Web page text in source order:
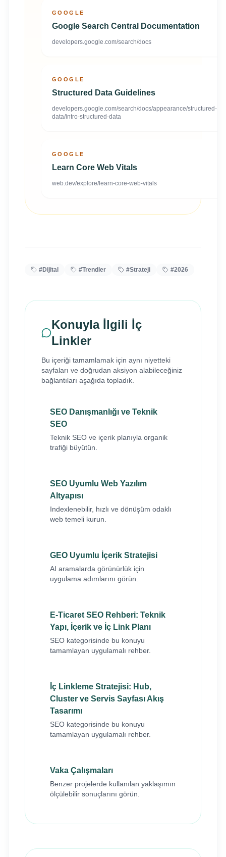
GOOGLE
Google Search Central Documentation
developers.google.com/search/docs
GOOGLE
Structured Data Guidelines
developers.google.com/search/docs/appearance/structured-
data/intro-structured-data
GOOGLE
Learn Core Web Vitals
web.dev/explore/learn-core-web-vitals
#Dijital #Trendler #Strateji #2026
Konuyla İlgili İç
Linkler
Bu içeriği tamamlamak için aynı niyetteki
sayfaları ve doğrudan aksiyon alabileceğiniz
bağlantıları aşağıda topladık.
SEO Danışmanlığı ve Teknik
SEO
Teknik SEO ve içerik planıyla organik
trafiği büyütün.
SEO Uyumlu Web Yazılım
Altyapısı
Indexlenebilir, hızlı ve dönüşüm odaklı
web temeli kurun.
GEO Uyumlu İçerik Stratejisi
AI aramalarda görünürlük için
uygulama adımlarını görün.
E-Ticaret SEO Rehberi: Teknik
Yapı, İçerik ve İç Link Planı
SEO kategorisinde bu konuyu
tamamlayan uygulamalı rehber.
İç Linkleme Stratejisi: Hub,
Cluster ve Servis Sayfası Akış
Tasarımı
SEO kategorisinde bu konuyu
tamamlayan uygulamalı rehber.
Vaka Çalışmaları
Benzer projelerde kullanılan yaklaşımın
ölçülebilir sonuçlarını görün.